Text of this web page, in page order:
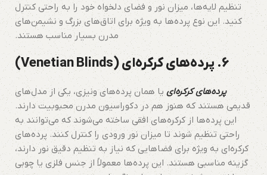
تنظیم لایه‌ها، میزان نور و فضای دلخواه خود را به راحتی کنترل
کنید. این نوع پرده‌ها به ویژه برای اتاق‌های بزرگ و نشیمن‌های
مدرن بسیار مناسب هستند.
6. پرده‌های کرکره‌ای (Venetian Blinds)
پرده‌های کرکره‌ای یا همان پرده‌های ونیزی، یکی از مدل‌های
قدیمی هستند که هنوز هم در دکوراسیون مدرن محبوبیت دارند.
این پرده‌ها از کرکره‌های افقی ساخته می‌شوند که می‌توانند به
راحتی تنظیم شوند تا میزان نور ورودی را کنترل کنند. پرده‌های
کرکره‌ای به ویژه برای فضاهایی که نیاز به تنظیم دقیق نور دارند،
گزینه مناسبی هستند. این پرده‌ها معمولاً از جنس فلزی یا چوبی